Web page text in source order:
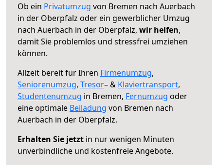
Ob ein Privatumzug von Bremen nach Auerbach
in der Oberpfalz oder ein gewerblicher Umzug
nach Auerbach in der Oberpfalz, wir helfen,
damit Sie problemlos und stressfrei umziehen
können.
Allzeit bereit für Ihren Firmenumzug,
Seniorenumzug, Tresor– & Klaviertransport,
Studentenumzug in Bremen, Fernumzug oder
eine optimale Beiladung von Bremen nach
Auerbach in der Oberpfalz.
Erhalten Sie jetzt in nur wenigen Minuten
unverbindliche und kostenfreie Angebote.